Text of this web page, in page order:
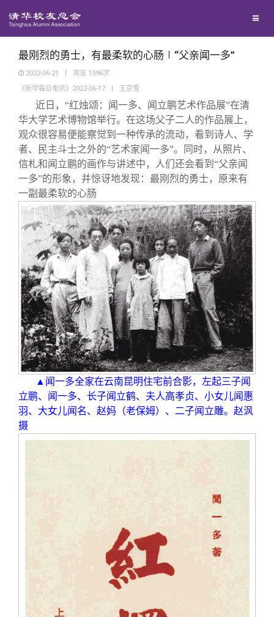
西南联大校友会
回馈母校
捐赠项目
捐赠新闻
捐赠纪事
捐赠方法
义工计划
媒体平台
《清华校友通讯》
《水木清华》
我要订阅
新媒体平台
百年清华
清华人物
清华故事
青春风采
校友文苑
校友讲坛
校友视界
校友服务
终身学习
信息化服务
三创大赛
实用信息
校友总会
总会简介
会长致辞
总会章程
理事会名单
关闭
最刚烈的勇士，有最柔软的心肠∣“父亲闻一多”
2022-06-21 | 浏览 1596次
《新华每日电讯》2022-06-17
| 王京雪
近日，“红烛颂：闻一多、闻立鹏艺术作品展”在清
华大学艺术博物馆举行。在这场父子二人的作品展上，
观众很容易便能察觉到一种传承的流动，看到诗人、学
者、民主斗士之外的“艺术家闻一多”。同时，从照片、
信札和闻立鹏的画作与讲述中，人们还会看到“父亲闻
一多”的形象，并惊讶地发现：最刚烈的勇士，原来有
一副最柔软的心肠
▲闻一多全家在云南昆明住宅前合影，左起三子闻
立鹏、闻一多、长子闻立鹤、夫人高孝贞、小女儿闻惠
羽、大女儿闻名、赵妈（老保姆）、二子闻立雕。赵沨
摄